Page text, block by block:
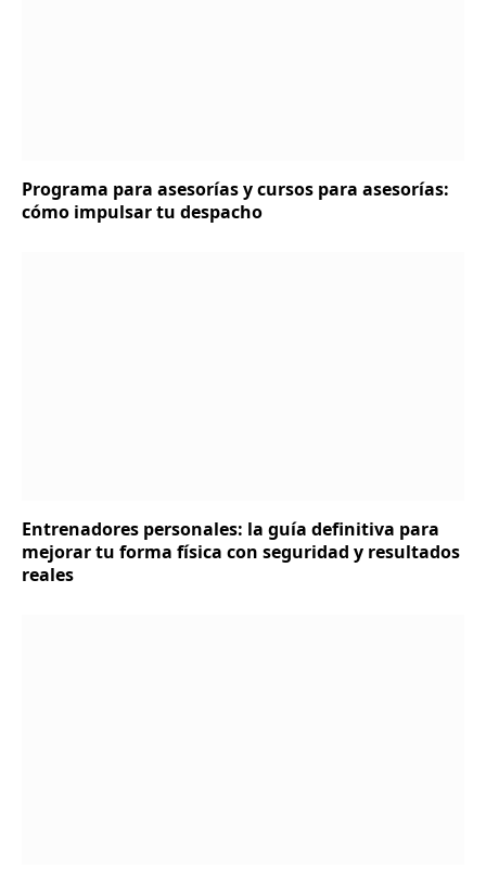
Programa para asesorías y cursos para asesorías:
cómo impulsar tu despacho
Entrenadores personales: la guía definitiva para
mejorar tu forma física con seguridad y resultados
reales